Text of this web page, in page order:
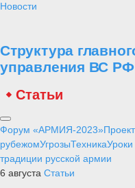
Новости
Структура
управления ВС
Статьи
Форум «АРМИЯ-2023»
рубежомУгрозыТехника
традиции русской армии
6 августа Статьи